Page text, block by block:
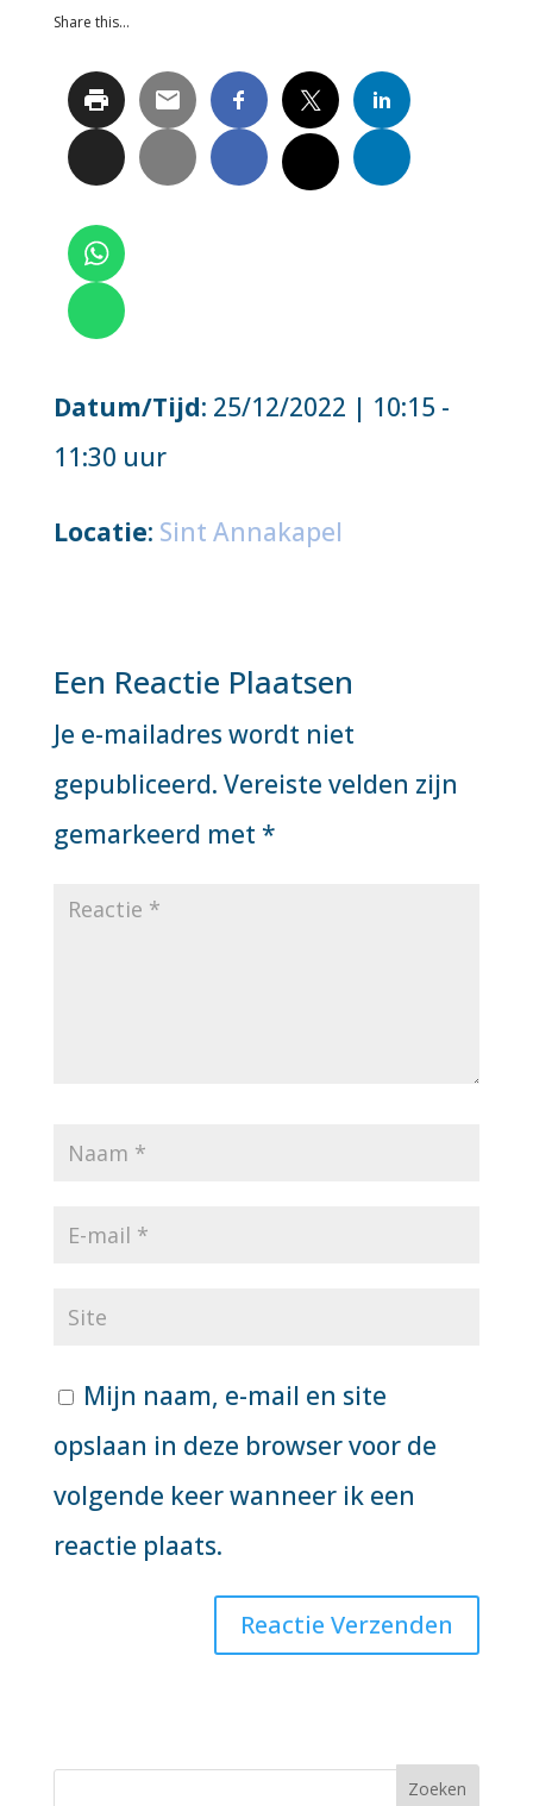
Share this…
Datum/Tijd: 25/12/2022 | 10:15 -
11:30 uur
Locatie: Sint Annakapel
Een Reactie Plaatsen
Je e-mailadres wordt niet
gepubliceerd. Vereiste velden zijn
gemarkeerd met *
Mijn naam, e-mail en site
opslaan in deze browser voor de
volgende keer wanneer ik een
reactie plaats.